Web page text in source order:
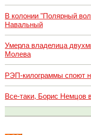
В колонии "Полярный
Навальный
Умерла владелица
Молева
РЭП-килограммы споют
Все-таки, Борис Немцов